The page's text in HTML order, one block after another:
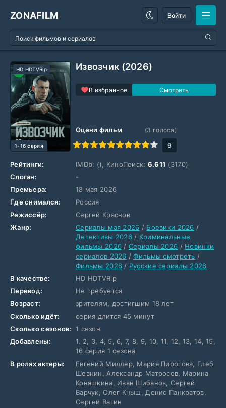
ZONAFILM Войти
Извозчик (2026)
В избранное
HD HDTVRip
1-16 серия
Оцени фильм
1
2 3 5 7 8 9 10
(3 голоса)
9
Рейтинги: IMDb: (), КиноПоиск: 6.611 (3170)
Слоган:
-
Премьера:
18 мая 2026
Где снимался:
Россия
Режиссёр:
Сергей Краснов
Жанр:
Сериалы мая 2026 / Боевики 2026 /
Детективы 2026/ Криминальные
фильмы 2026 / Сериалы 2026 / Новинки
сериалов 2026 /Фильмы смотреть /
Фильмы 2026 / Русские сериалы 2026
В качестве:
HD HDTVRip
Перевод:
Не требуется
Возраст:
зрителям, достигшим 18 лет
Сколько идёт:
серия длится 45 минут
Сколько сезонов:
1 сезон
Добавлены:
1, 2, 3, 4, 5, 6, 7, 8, 9, 10, 11, 12, 13, 14, 15,
16 серия 1 сезона
В ролях актеры:
Евгений Миллер, Мария Пирогова, Глеб
Шевнин, Александр Матросов, Марина
Коняшкина, Иван Шибанов, Сергей
Варчук, Олег Кныш, Денис Панкратов,
Сергей Вагин